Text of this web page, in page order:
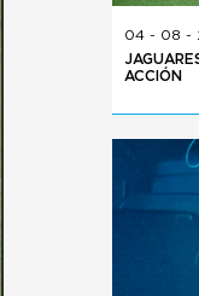
04 - 08 -
ACCIÓN